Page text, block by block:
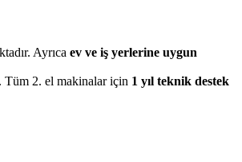
Ayrıca ev ve iş yerlerine uygun
Tüm 2. el makinalar için 1 yıl teknik destek